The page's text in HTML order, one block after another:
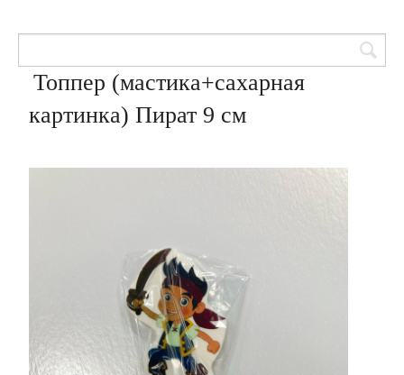
Топпер (мастика+сахарная
картинка) Пират 9 см